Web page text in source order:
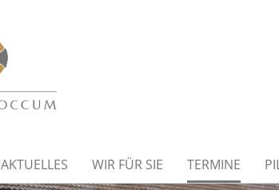
AKTUELLES WIR FÜR SIE TERMINE